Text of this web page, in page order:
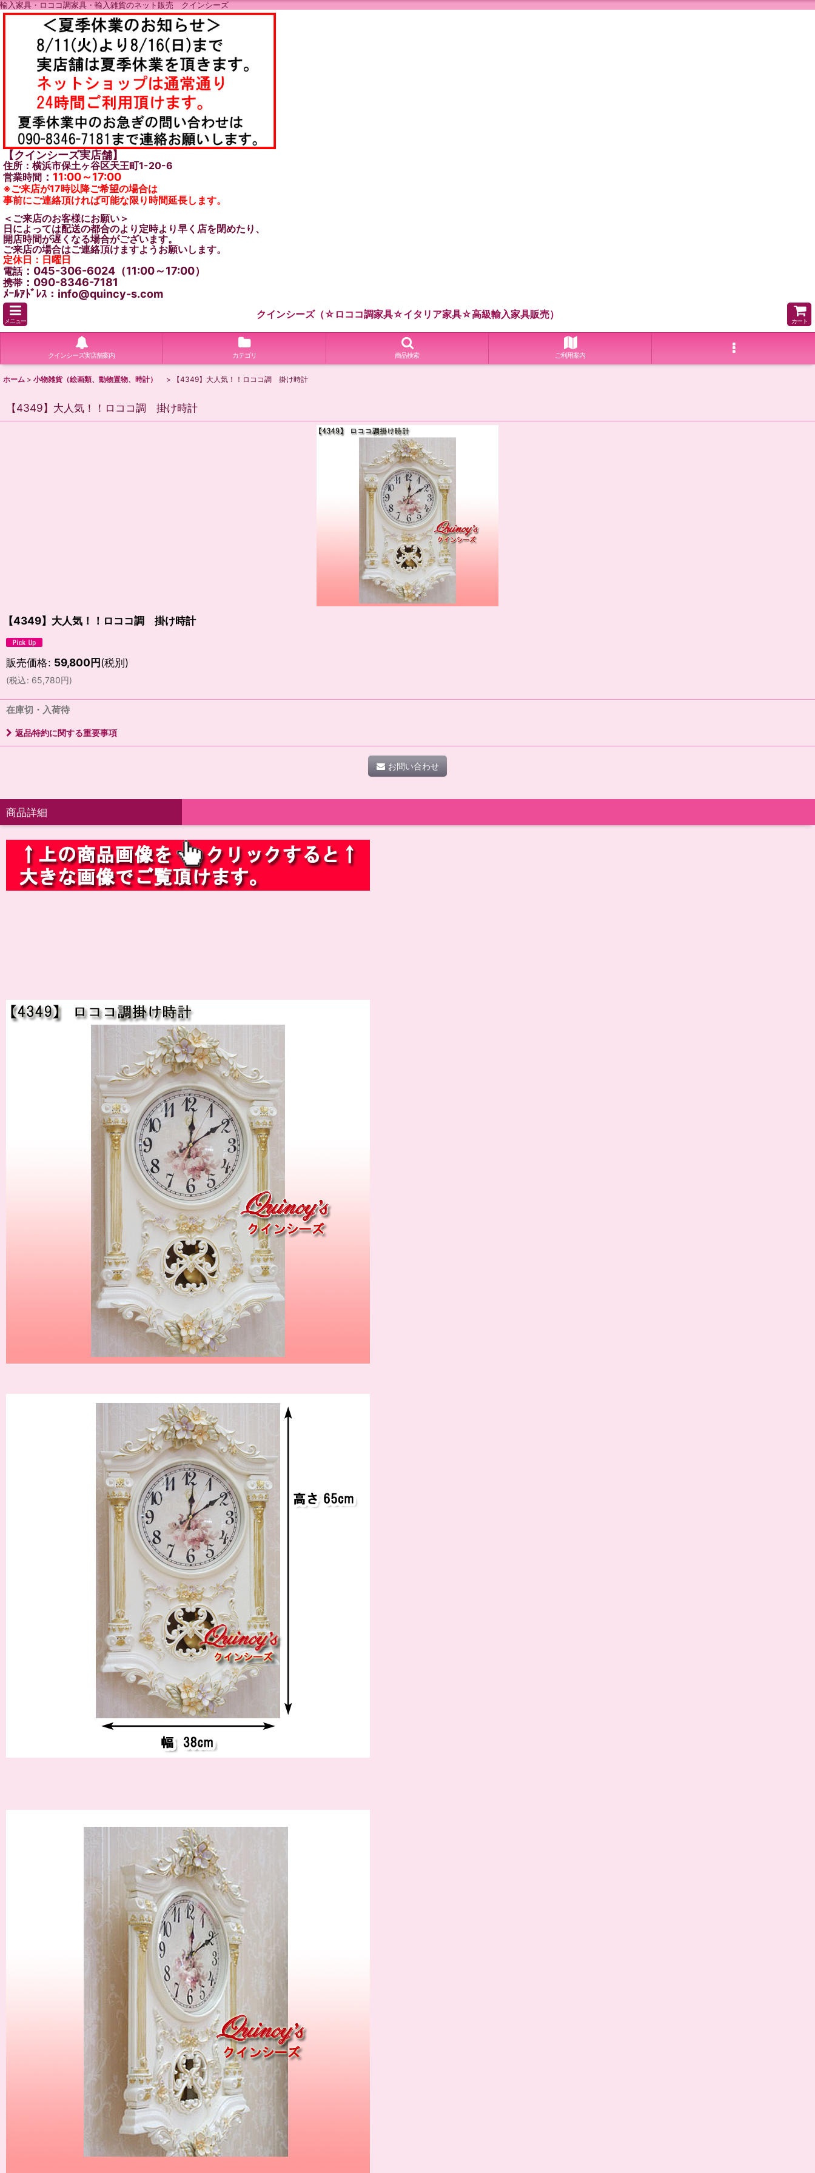
輸入家具・ロココ調家具・輸入雑貨のネット販売 クインシーズ
【クインシーズ実店舗】
住所：横浜市保土ヶ谷区天王町1-20-6
営業時間 ： 11:00～17:00
※ご来店が17時以降ご希望の場合は
事前にご連絡頂ければ可能な限り時間延長します。
＜ご来店のお客様にお願い＞
日によっては配送の都合のより定時より早く店を閉めたり、
開店時間が遅くなる場合がございます。
ご来店の場合はご連絡頂けますようお願いします。
定休日：日曜日
電話：045-306-6024（11:00～17:00）
携帯 ：090-8346-7181
ﾒｰﾙｱﾄﾞﾚｽ：info@quincy-s.com
メニュー
クインシーズ（☆ロココ調家具☆イタリア家具☆高級輸入家具販売）
カート
クインシーズ実店舗案内 カテゴリ 商品検索 ご利用案内
ホーム > 小物雑貨（絵画類、動物置物、時計） > 【4349】大人気！！ロココ調 掛け時計
【4349】大人気！！ロココ調 掛け時計
【4349】大人気！！ロココ調 掛け時計
販売価格: 59,800円(税別)
(税込: 65,780円)
在庫切・入荷待
返品特約に関する重要事項
お問い合わせ
商品詳細